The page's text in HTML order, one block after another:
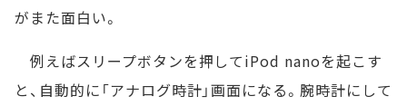
がまた面白い。
例えばスリープボタンを押してiPod nanoを起こす
と、自動的に「アナログ時計」画面になる。腕時計にして